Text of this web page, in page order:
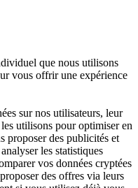
que nous utilisons
vous offrir une expérience
sur nos utilisateurs, leur
utilisons pour optimiser en
proposer des publicités et
les statistiques
vos données cryptées
des offres via leurs